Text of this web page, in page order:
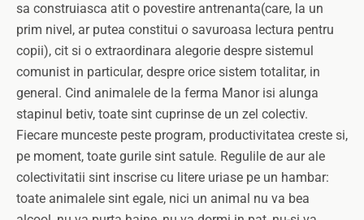
sa construiasca atit o povestire antrenanta(care, la un
prim nivel, ar putea constitui o savuroasa lectura pentru
copii), cit si o extraordinara alegorie despre sistemul
comunist in particular, despre orice sistem totalitar, in
general. Cind animalele de la ferma Manor isi alunga
stapinul betiv, toate sint cuprinse de un zel colectiv.
Fiecare munceste peste program, productivitatea creste si,
pe moment, toate gurile sint satule. Regulile de aur ale
colectivitatii sint inscrise cu litere uriase pe un hambar:
toate animalele sint egale, nici un animal nu va bea